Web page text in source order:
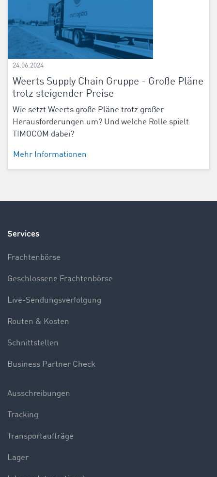
24.06.2024
Weerts Supply Chain Gruppe - Große Pläne
trotz steigender Preise
Wie setzt Weerts große Pläne trotz großer
Herausforderungen um? Und welche Rolle spielt
TIMOCOM dabei?
Mehr Informationen
Services
Frachtenbörse
Geschlossene Frachtenbörse
Live-Sendungsverfolgung
Routen & Kosten
Schnittstellen
Business Partner Check
Ausschreibungen
Tracking
Transportaufträge
Lager